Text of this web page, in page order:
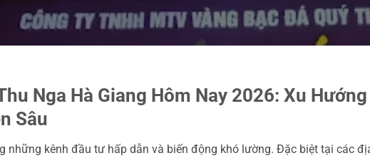
Nga Hà Giang Hôm Nay 2026: Xu Hướng
Sâu
những kênh đầu tư hấp dẫn và biến động khó lường. Đặc biệt tại các